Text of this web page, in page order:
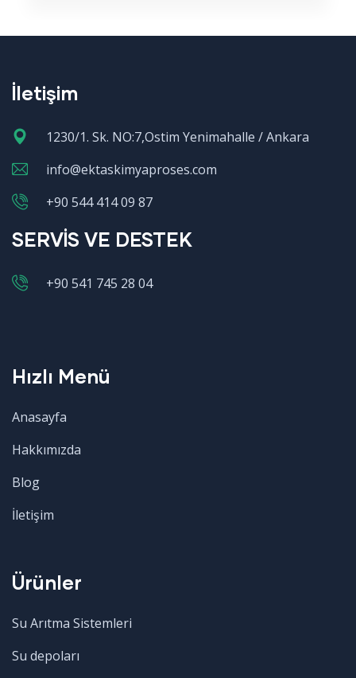
İletişim
1230/1. Sk. NO:7,Ostim Yenimahalle / Ankara
info@ektaskimyaproses.com
+90 544 414 09 87
SERVİS VE DESTEK
+90 541 745 28 04
Hızlı Menü
Anasayfa
Hakkımızda
Blog
İletişim
Ürünler
Su Arıtma Sistemleri
Su depoları